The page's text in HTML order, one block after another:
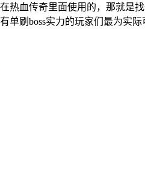
血传奇里面使用的，那就是
刷boss实力的玩家们最为实